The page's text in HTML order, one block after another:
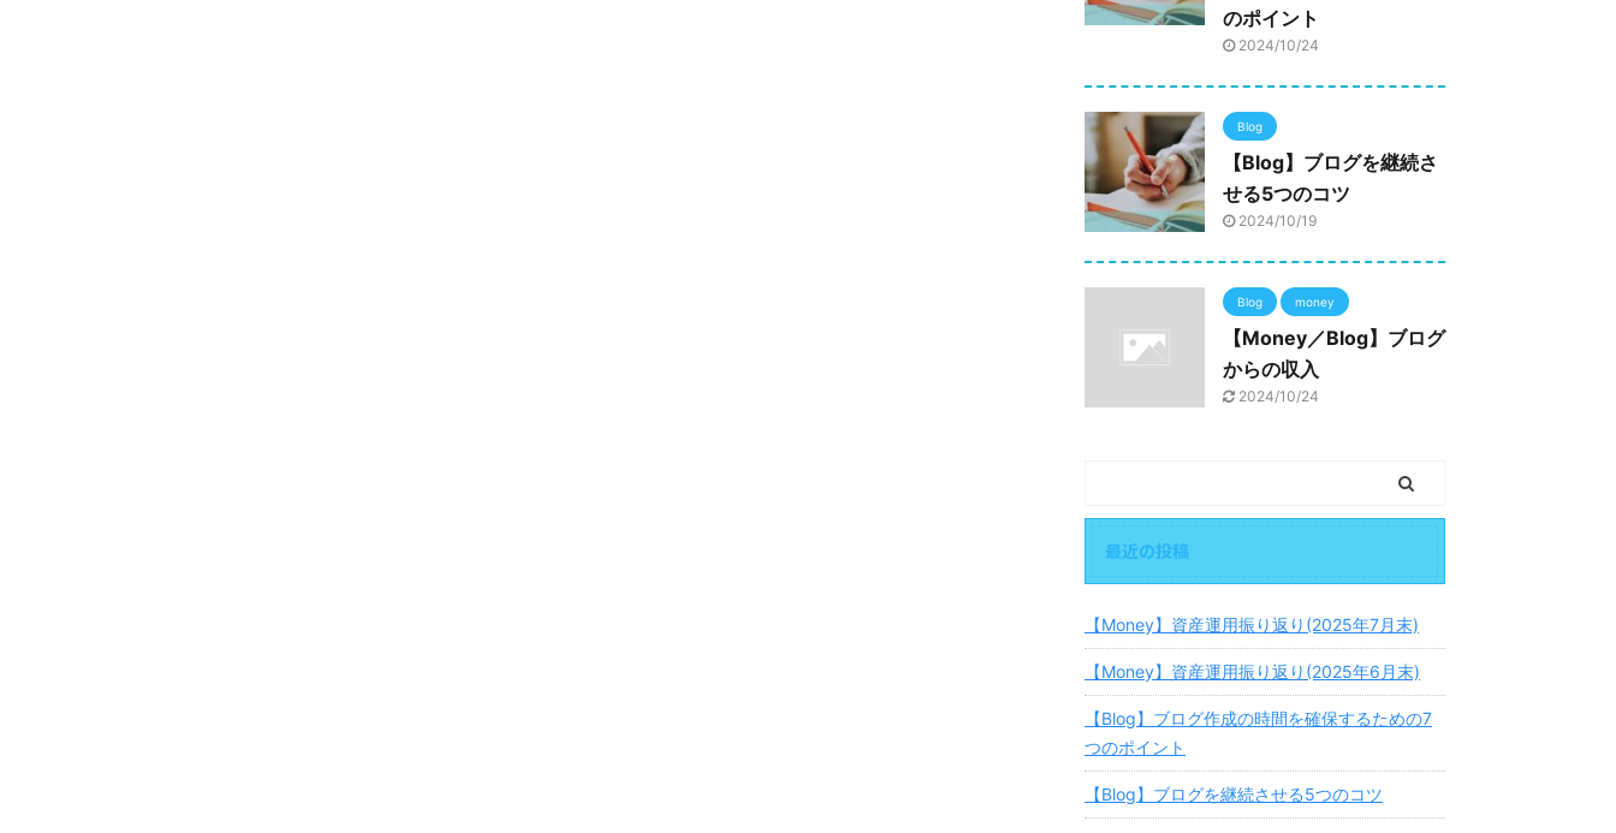
のポイント
2024/10/24
Blog
【Blog】ブログを継続さ
せる5つのコツ
2024/10/19
Blog money
【Money／Blog】ブログ
からの収入
2024/10/24
最近の投稿
【Money】資産運用振り返り(2025年7月末)
【Money】資産運用振り返り(2025年6月末)
【Blog】ブログ作成の時間を確保するための7
つのポイント
【Blog】ブログを継続させる5つのコツ